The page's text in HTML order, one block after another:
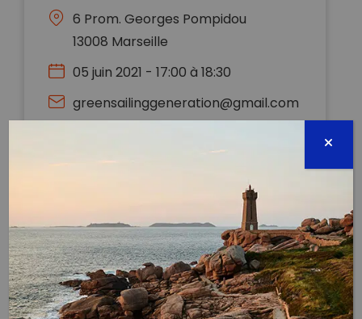
6 Prom. Georges Pompidou
13008 Marseille
05 juin 2021 - 17:00 à 18:30
greensailinggeneration@gmail.com
Pour la première fois, la team Green Sailing
Generation participe à l’opération Calanques Propres
Edition 2021 !